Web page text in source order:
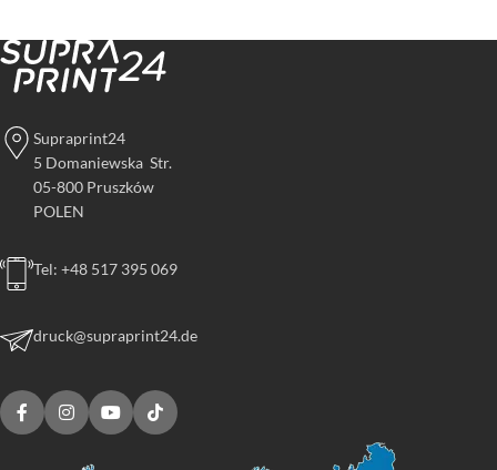
Supraprint24
5 Domaniewska Str.
05-800 Pruszków
POLEN
Tel: +48 517 395 069
druck@supraprint24.de